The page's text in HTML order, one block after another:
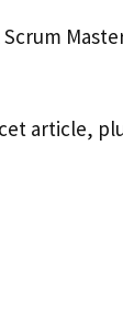
article,